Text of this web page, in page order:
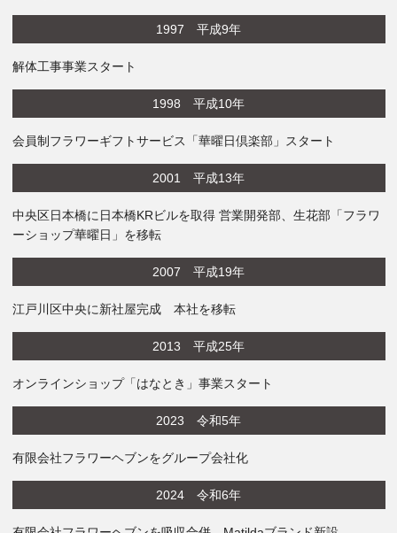
1997 平成9年
解体工事事業スタート
1998 平成10年
会員制フラワーギフトサービス「華曜日倶楽部」スタート
2001 平成13年
中央区日本橋に日本橋KRビルを取得 営業開発部、生花部「フラワ
ーショップ華曜日」を移転
2007 平成19年
江戸川区中央に新社屋完成 本社を移転
2013 平成25年
オンラインショップ「はなとき」事業スタート
2023 令和5年
有限会社フラワーヘブンをグループ会社化
2024 令和6年